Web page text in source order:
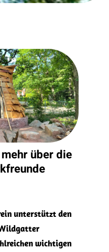
über die
unterstützt den
wichtigen